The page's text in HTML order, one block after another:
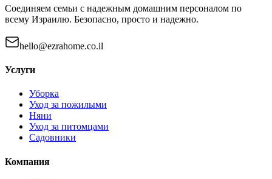
Соединяем семьи с надежным домашним персоналом по
всему Израилю. Безопасно, просто и надежно.
hello@ezrahome.co.il
Услуги
Уборка
Уход за пожилыми
Няни
Уход за питомцами
Садовники
Компания